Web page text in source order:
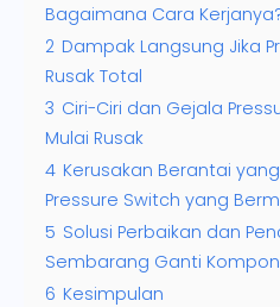
Bagaimana Cara
2 Dampak Langsung Jika
Rusak Total
3 Ciri-Ciri dan Gejala
Mulai Rusak
4 Kerusakan Berantai
Pressure Switch yang
5 Solusi Perbaikan dan
Sembarang Ganti
6 Kesimpulan